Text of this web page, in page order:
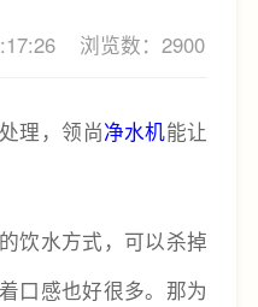
浏览数：2900
理，领尚净水机能让
饮水方式，可以杀掉
口感也好很多。那为